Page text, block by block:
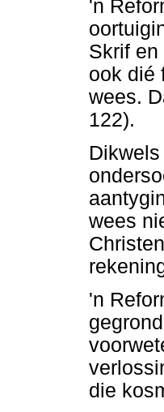
'n
Skrif
ook dié
wees.
122).
wees
'n
die